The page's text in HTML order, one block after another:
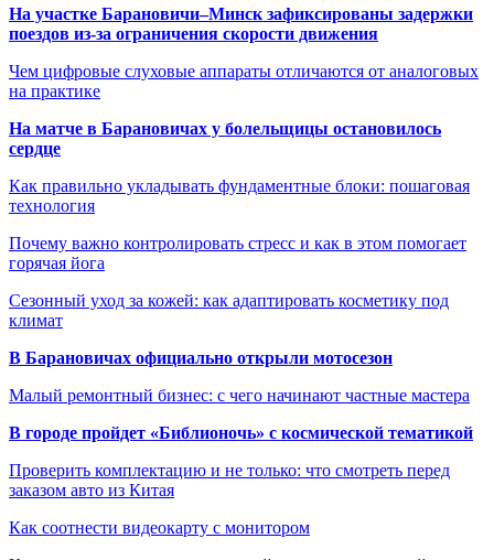
На участке Барановичи–Минск зафиксированы задержки
поездов из-за ограничения скорости движения
Чем цифровые слуховые аппараты отличаются от аналоговых
на практике
На матче в Барановичах у болельщицы остановилось
сердце
Как правильно укладывать фундаментные блоки: пошаговая
технология
Почему важно контролировать стресс и как в этом помогает
горячая йога
Сезонный уход за кожей: как адаптировать косметику под
климат
В Барановичах официально открыли мотосезон
Малый ремонтный бизнес: с чего начинают частные мастера
В городе пройдет «Библионочь» с космической тематикой
Проверить комплектацию и не только: что смотреть перед
заказом авто из Китая
Как соотнести видеокарту с монитором